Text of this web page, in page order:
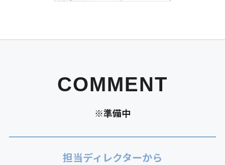
COMMENT
※準備中
担当ディレクターから